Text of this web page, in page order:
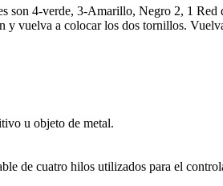
son 4-verde, 3-Amarillo, Negro 2, 1
vuelva a colocar los dos tornillos.
u objeto de metal.
de cuatro hilos utilizados para el